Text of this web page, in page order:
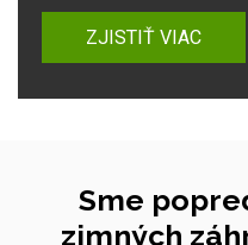
ZJISTIŤ VIAC
Sme
zimných